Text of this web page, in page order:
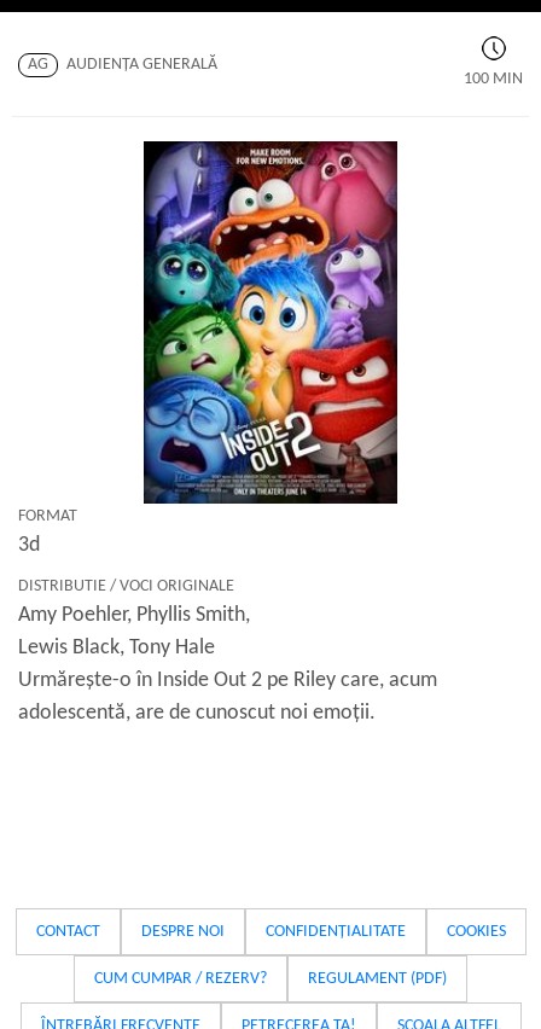
AG
AUDIENŢA GENERALĂ
100 MIN
FORMAT
3d
DISTRIBUTIE / VOCI ORIGINALE
Amy Poehler, Phyllis Smith,
Lewis Black, Tony Hale
Urmărește-o în Inside Out 2 pe Riley care, acum
adolescentă, are de cunoscut noi emoții.
CONTACT DESPRE NOI CONFIDENȚIALITATE COOKIES
CUM CUMPAR / REZERV? REGULAMENT (PDF)